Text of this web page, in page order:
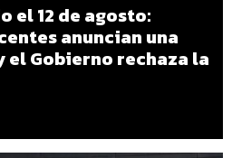
el 12 de agosto:
anuncian una
el Gobierno rechaza la